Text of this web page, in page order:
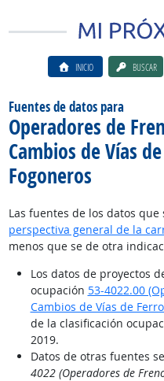
INICIO BUSCAR
Fuentes de datos para
Operadores de
Cambios de Vías
Fogoneros
Las fuentes de los datos
perspectiva general de la
menos que se de otra
Los datos de proyectos
ocupación 53-4022.00
Cambios de Vías de
de la clasificación
2019.
Datos de otras fuentes
4022 (Operadores de